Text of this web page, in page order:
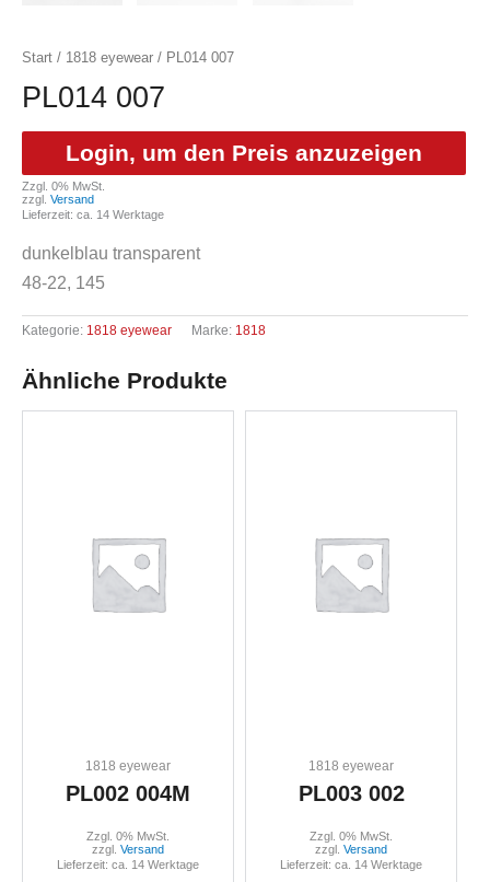
Start / 1818 eyewear / PL014 007
PL014 007
Login, um den Preis anzuzeigen
Zzgl. 0% MwSt.
zzgl. Versand
Lieferzeit: ca. 14 Werktage
dunkelblau transparent
48-22, 145
Kategorie: 1818 eyewear Marke: 1818
Ähnliche Produkte
1818 eyewear
PL002 004M
Zzgl. 0% MwSt.
zzgl. Versand
Lieferzeit: ca. 14 Werktage
1818 eyewear
PL003 002
Zzgl. 0% MwSt.
zzgl. Versand
Lieferzeit: ca. 14 Werktage